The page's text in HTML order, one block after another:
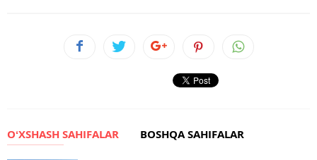
OʻXSHASH SAHIFALAR BOSHQA SAHIFALAR